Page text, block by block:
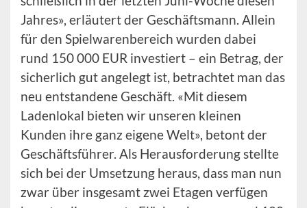
Jahres», erläutert der Geschäftsmann. Allein
für den Spielwarenbereich wurden dabei
rund 150 000 EUR investiert – ein Betrag, der
sicherlich gut angelegt ist, betrachtet man das
neu entstandene Geschäft. «Mit diesem
Ladenlokal bieten wir unseren kleinen
Kunden ihre ganz eigene Welt», betont der
Geschäftsführer. Als Herausforderung stellte
sich bei der Umsetzung heraus, dass man nun
zwar über insgesamt zwei Etagen verfügen